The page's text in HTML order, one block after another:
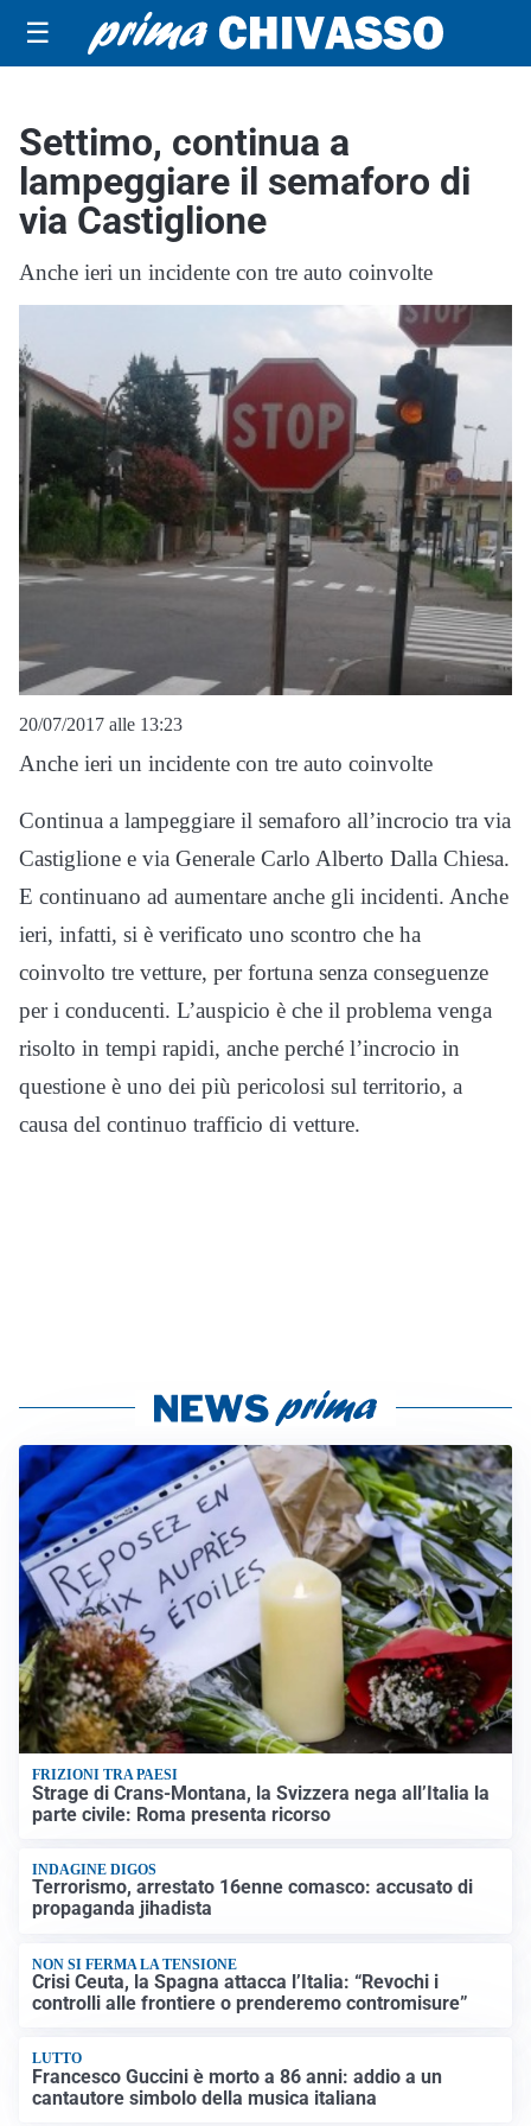
☰
Settimo, continua a
lampeggiare il semaforo di
via Castiglione
Anche ieri un incidente con tre auto coinvolte
20/07/2017 alle 13:23
Anche ieri un incidente con tre auto coinvolte
Continua a lampeggiare il semaforo all’incrocio tra via
Castiglione e via Generale Carlo Alberto Dalla Chiesa.
E continuano ad aumentare anche gli incidenti. Anche
ieri, infatti, si è verificato uno scontro che ha
coinvolto tre vetture, per fortuna senza conseguenze
per i conducenti. L’auspicio è che il problema venga
risolto in tempi rapidi, anche perché l’incrocio in
questione è uno dei più pericolosi sul territorio, a
causa del continuo trafficio di vetture.
FRIZIONI TRA PAESI
Strage di Crans-Montana, la Svizzera nega all’Italia la
parte civile: Roma presenta ricorso
INDAGINE DIGOS
Terrorismo, arrestato 16enne comasco: accusato di
propaganda jihadista
NON SI FERMA LA TENSIONE
Crisi Ceuta, la Spagna attacca l’Italia: “Revochi i
controlli alle frontiere o prenderemo contromisure”
LUTTO
Francesco Guccini è morto a 86 anni: addio a un
cantautore simbolo della musica italiana